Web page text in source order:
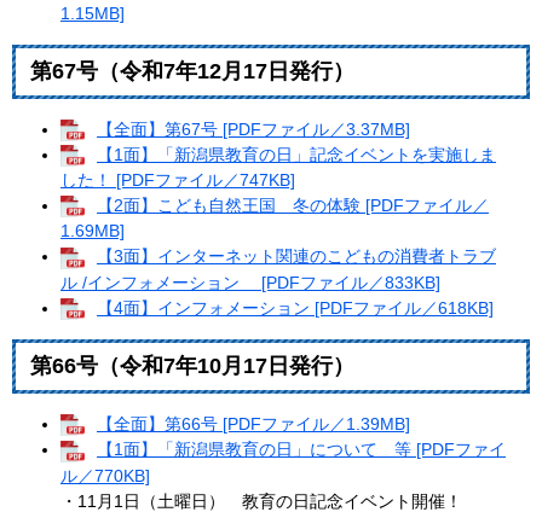
1.15MB]
第67号（令和7年12月17日発行）
【全面】第67号 [PDFファイル／3.37MB]
【1面】「新潟県教育の日」記念イベントを実施しま
した！ [PDFファイル／747KB]
【2面】こども自然王国 冬の体験 [PDFファイル／
1.69MB]
【3面】インターネット関連のこどもの消費者トラブ
ル /インフォメーション [PDFファイル／833KB]
【4面】インフォメーション [PDFファイル／618KB]
第66号（令和7年10月17日発行）
【全面】第66号 [PDFファイル／1.39MB]
【1面】「新潟県教育の日」について 等 [PDFファイ
ル／770KB]
・11月1日（土曜日） 教育の日記念イベント開催！